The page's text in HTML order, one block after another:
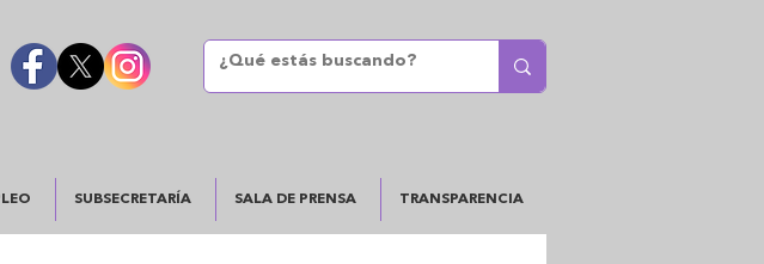
SUBSECRETARÍA SALA DE PRENSA TRANSPARENCIA